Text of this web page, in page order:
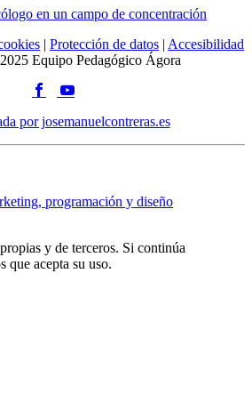
en un campo de concentración
| Protección de datos | Accesibilidad
Equipo Pedagógico Ágora
por josemanuelcontreras.es
programación y diseño
y de terceros. Si continúa
que acepta su uso.